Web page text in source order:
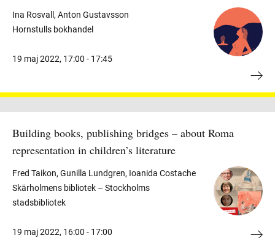
Ina Rosvall, Anton Gustavsson
Hornstulls bokhandel
19 maj 2022, 17:00 - 17:45
Building books, publishing bridges – about Roma
representation in children’s literature
Fred Taikon, Gunilla Lundgren, Ioanida Costache
Skärholmens bibliotek – Stockholms
stadsbibliotek
19 maj 2022, 16:00 - 17:00